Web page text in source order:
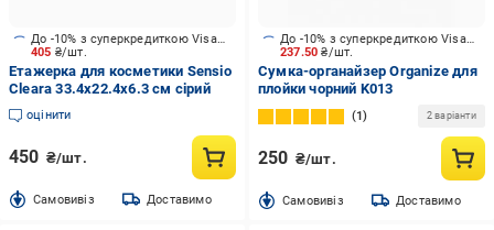
405 ₴/шт.
До -10% з суперкредиткою Visa Вигода
Етажерка для косметики Sensio
Cleara 33.4x22.4x6.3 см сірий
оцінити
450 ₴/шт.
Cамовивіз Доставимо
237.50₴/шт.
До -10% з суперкредиткою Visa Вигода
Сумка-органайзер Organize для
плойки чорний K013
1 2 варіанти
250 ₴/шт.
Cамовивіз Доставимо